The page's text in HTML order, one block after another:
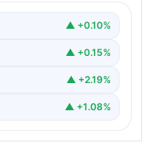
▲ +0.10%
▲ +0.15%
▲ +2.19%
▲ +1.08%